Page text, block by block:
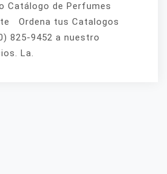
Catálogo de Perfumes
Ordena tus Catalogos
825-9452 a nuestro
La.